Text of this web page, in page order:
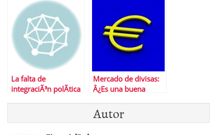
La falta de
integraciÃ³n polÃ­tica
Mercado de divisas:
Â¿Es una buena
ellas?
Autor